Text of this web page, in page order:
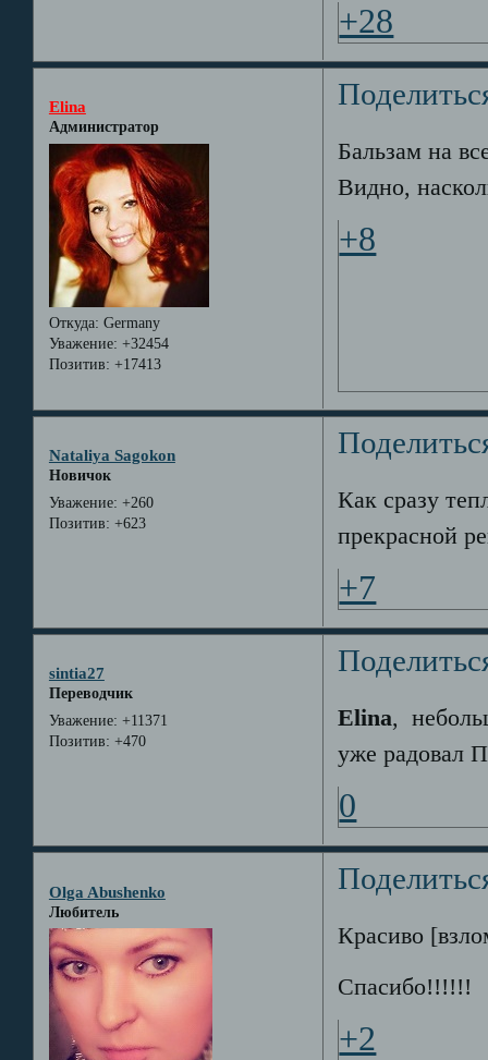
+28
Elina
Администратор
Откуда: Germany
Уважение: +32454
Позитив: +17413
Бальзам на
Видно,
+8
Nataliya Sagokon
Новичок
Уважение: +260
Позитив: +623
Как сразу
прекрасной
+7
sintia27
Переводчик
Уважение: +11371
Позитив: +470
Elina,
уже радовал
0
Olga Abushenko
Любитель
Красиво
Спасибо!!!!!!
+2